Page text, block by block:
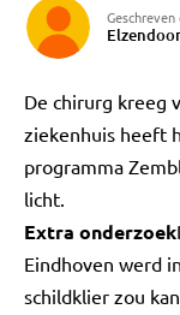
Geschreven
De chirurg kreeg
ziekenhuis heeft
programma
licht.
Extra onderzoek
Eindhoven werd
schildklier zou